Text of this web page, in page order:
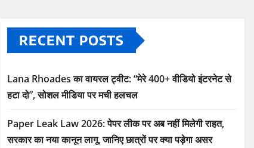
RECENT POSTS
Lana Rhoades का वायरल ट्वीट: “मेरे 400+ वीडियो इंटरनेट से
हटा दो”, सोशल मीडिया पर मची हलचल
Paper Leak Law 2026: पेपर लीक पर अब नहीं मिलेगी राहत,
सरकार का नया कानून लागू, जानिए छात्रों पर क्या पड़ेगा असर